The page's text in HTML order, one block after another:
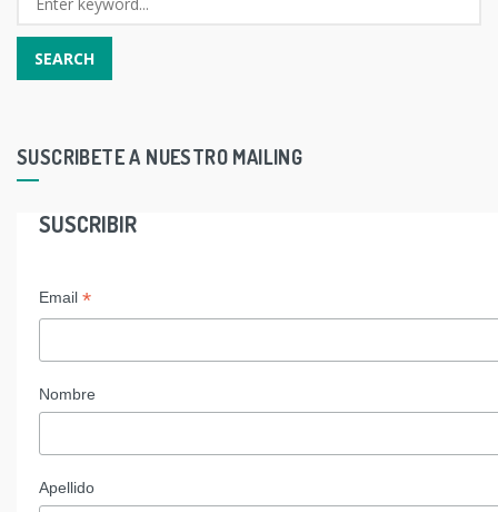
SUSCRIBETE A NUESTRO MAILING
SUSCRIBIR
Email *
Nombre
Apellido